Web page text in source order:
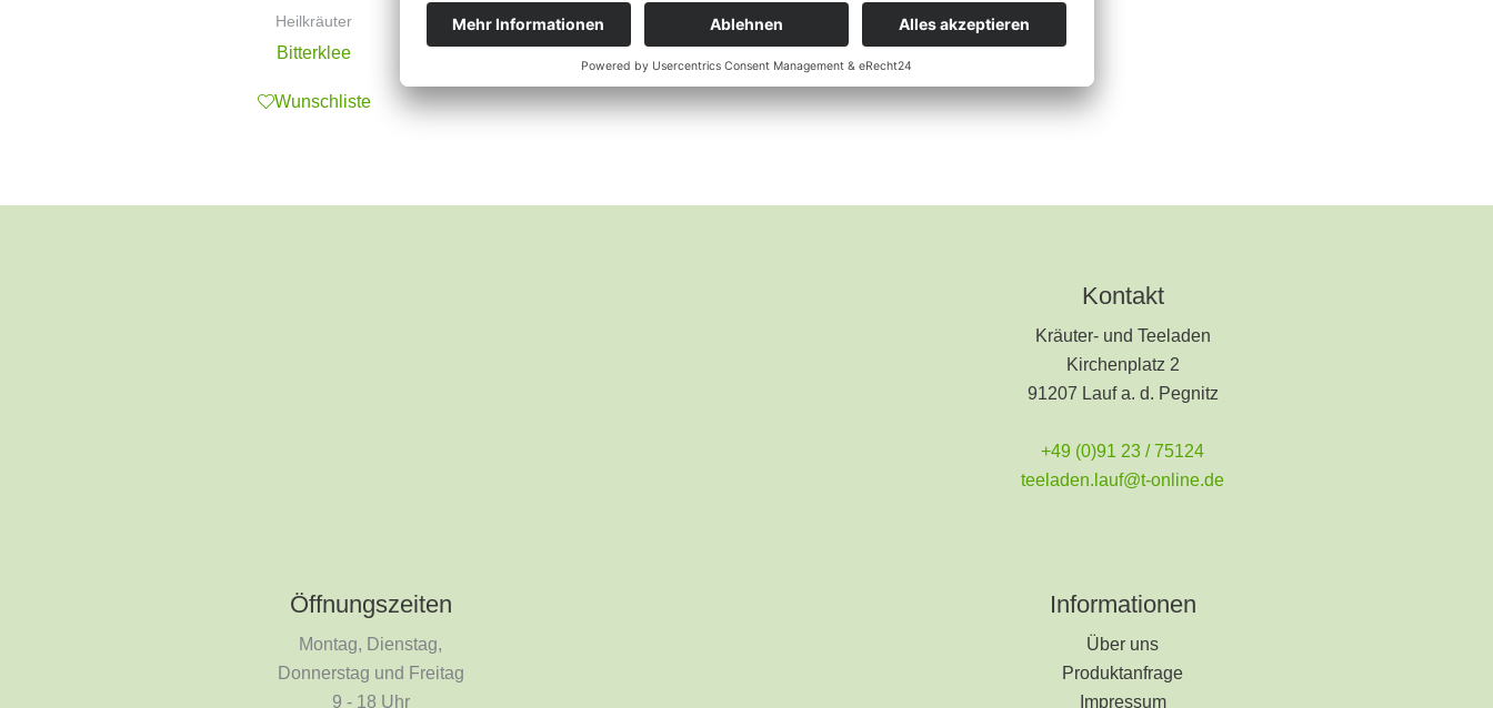
Heilkräuter
Bitterklee
Wunschliste
Kontakt
Kräuter- und Teeladen
Kirchenplatz 2
91207 Lauf a. d. Pegnitz
+49 (0)91 23 / 75124
teeladen.lauf@t-online.de
Öffnungszeiten
Montag, Dienstag,
Donnerstag und Freitag
9 - 18 Uhr
Informationen
Über uns
Produktanfrage
Impressum